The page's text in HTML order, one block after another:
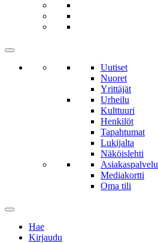
Uutiset
Nuoret
Yrittäjät
Urheilu
Kulttuuri
Henkilöt
Tapahtumat
Lukijalta
Näköislehti
Asiakaspalvelu
Mediakortti
Oma tili
Hae
Kirjaudu